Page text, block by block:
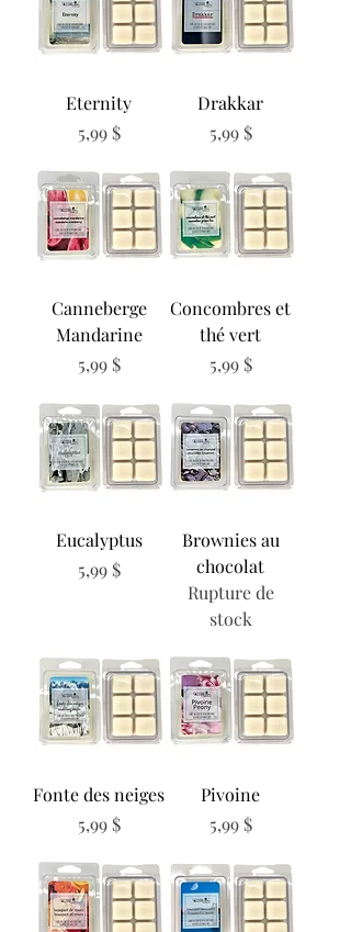
Eternity
Prix
5,99 $
Drakkar
Prix
5,99 $
Canneberge
Mandarine
Prix
5,99 $
Concombres et
thé vert
Prix
5,99 $
Eucalyptus
Prix
5,99 $
Brownies au
chocolat
Rupture de
stock
Fonte des neiges
Prix
5,99 $
Pivoine
Prix
5,99 $